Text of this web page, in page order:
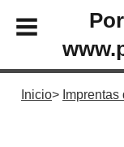
Inicio